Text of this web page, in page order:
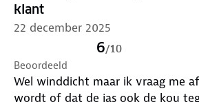
klant
22 december 2025
6/10
Beoordeeld
Wel winddicht maar ik vraag me
wordt of dat de jas ook de kou